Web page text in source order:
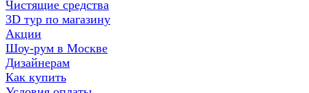
Чистящие средства
3D тур по магазину
Акции
Шоу-рум в Москве
Дизайнерам
Как купить